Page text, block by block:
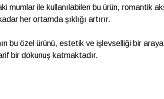
mumlar ile kullanılabilen bu ürün, romantik
her ortamda şıklığı artırır.
bu özel ürünü, estetik ve işlevselliği bir
bir dokunuş katmaktadır.